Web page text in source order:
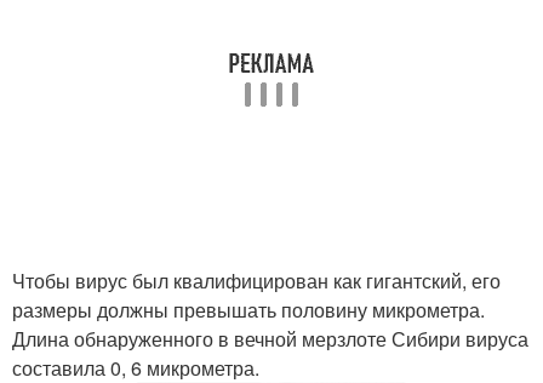
Чтобы вирус был квалифицирован как гигантский, его
размеры должны превышать половину микрометра.
Длина обнаруженного в вечной мерзлоте Сибири вируса
составила 0, 6 микрометра.